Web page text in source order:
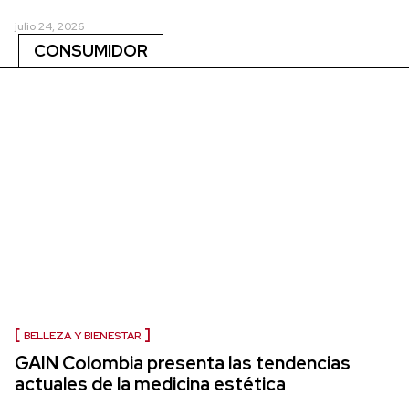
julio 24, 2026
CONSUMIDOR
BELLEZA Y BIENESTAR
GAIN Colombia presenta las tendencias
actuales de la medicina estética